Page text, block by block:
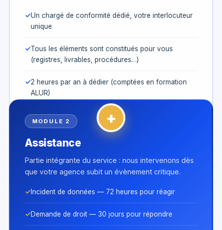
Un chargé de conformité dédié, votre interlocuteur
unique
Tous les éléments sont constitués pour vous
(registres, livrables, procédures…)
2 heures par an à dédier (comptées en formation
ALUR)
Découvrir la conformité
+
MODULE 2
Assistance
Partie intégrante du service : nous intervenons dès
que votre agence subit un évènement critique.
Incident de données — 72 heures pour réagir
Demande de droit — 30 jours pour répondre